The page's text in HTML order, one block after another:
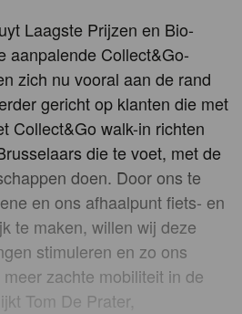
Laagste Prijzen en Bio-
aanpalende Collect&Go-
zich nu vooral aan de rand
gericht op klanten die met
Collect&Go walk-in richten
die te voet, met de
doen. Door ons te
en ons afhaalpunt fiets- en
te maken, willen wij deze
stimuleren en zo ons
zachte mobiliteit in de
Tom De Prater,